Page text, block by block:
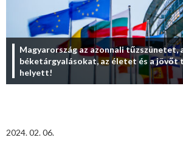
Magyarország az azonnali tűzszünetet,
béketárgyalásokat, az életet és a jövőt
helyett!
2024. 02. 06.